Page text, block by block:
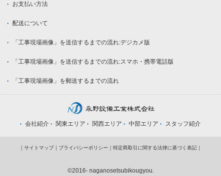
お支払い方法
配送について
「工事現場画像」を送信するまでの流れ:デジカメ版
「工事現場画像」を送信するまでの流れ:スマホ・携帯電話版
「工事現場画像」を郵送するまでの流れ
会社紹介 関東エリア 関西エリア 中部エリア スタッフ紹介
｜ サイトマップ｜ プライバシーポリシー ｜ 特定商取引に関する法律に基づく表記 ｜
©2016- naganosetsubikougyou.